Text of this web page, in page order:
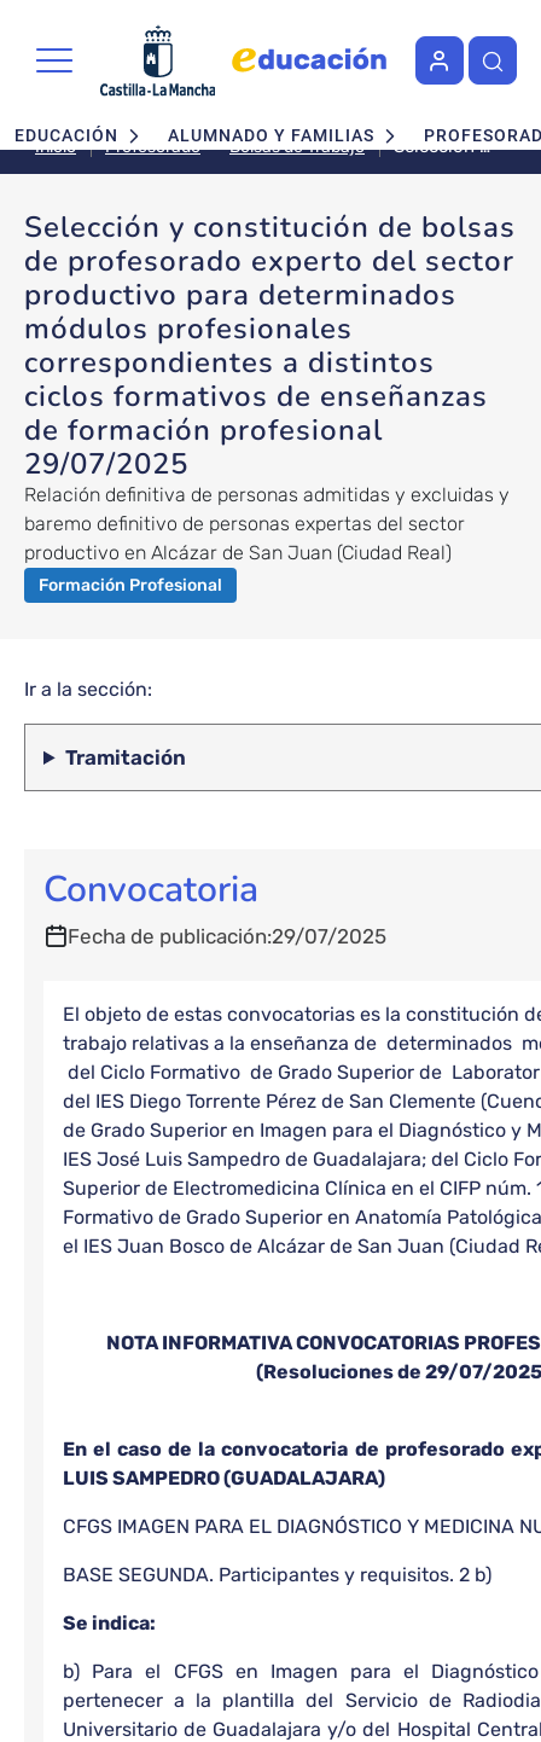
Navegación principal
EDUCACIÓN ALUMNADO Y FAMILIAS
Inicio Profesorado Bolsas de Trabajo
Selección y
constitución
de
profesorado
experto del
sector
para
determinados
módulos
a distintos
ciclos
formativos
Selección y constitución de bolsas
de profesorado experto del sector
productivo para determinados
módulos profesionales
correspondientes a distintos
ciclos formativos de enseñanzas
de formación profesional
29/07/2025
Relación definitiva de personas admitidas y excluidas y
baremo definitivo de personas expertas del sector
productivo en Alcázar de San Juan (Ciudad Real)
Formación Profesional
Ir a la sección:
Tramitación
Convocatoria
Fecha de publicación 29/07/2025
El objeto de estas convocatorias es la constitución
trabajo relativas a la enseñanza de determinados
del Ciclo Formativo de Grado Superior de
del IES Diego Torrente Pérez de San Clemente
de Grado Superior en Imagen para el Diagnóstico y
IES José Luis Sampedro de Guadalajara; del Ciclo
Superior de Electromedicina Clínica en el CIFP núm.
Formativo de Grado Superior en Anatomía
el IES Juan Bosco de Alcázar de San Juan (Ciudad
NOTA INFORMATIVA CONVOCATORIAS
(Resoluciones de 29/07/
En el caso de la convocatoria de profesorado
LUIS SAMPEDRO (GUADALAJARA)
CFGS IMAGEN PARA EL DIAGNÓSTICO Y MEDICINA
BASE SEGUNDA. Participantes y requisitos. 2 b)
Se indica:
b) Para el CFGS en Imagen para el
pertenecer a la plantilla del Servicio de
Universitario de Guadalajara y/o del Hospital